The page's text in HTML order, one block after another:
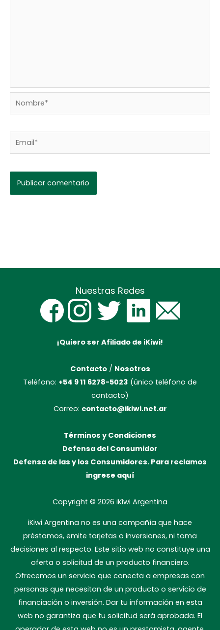
Nombre*
Email*
Nuestras Redes
¡Quiero ser Afiliado de iKiwi!
Contacto/ Nosotros
Teléfono: +54 9 11 6278-5023 (único teléfono de
contacto)
Correo: contacto@ikiwi.net.ar
Términos y Condiciones
Defensa del Consumidor
Defensa de las y los Consumidores. Para reclamos
ingrese aquí
Copyright © 2026 iKiwi Argentina
iKiwi Argentina no es una compañía que hace
préstamos, emite tarjetas o inversiones, ni toma
decisiones al respecto. Este sitio web no constituye una
oferta o solicitud de un producto financiero.
Ofrecemos un servicio que conecta a empresas con
personas que necesitan de un producto o servicio de
financiación o inversión. Dar tu información en esta
web no garantiza que tu solicitud será aprobada. El